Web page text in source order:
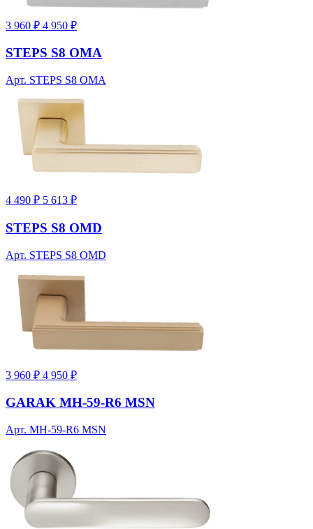
3 960 ₽ 4 950 ₽
STEPS S8 OMA
Арт. STEPS S8 OMA
4 490 ₽ 5 613 ₽
STEPS S8 OMD
Арт. STEPS S8 OMD
3 960 ₽ 4 950 ₽
GARAK MH-59-R6 MSN
Арт. MH-59-R6 MSN